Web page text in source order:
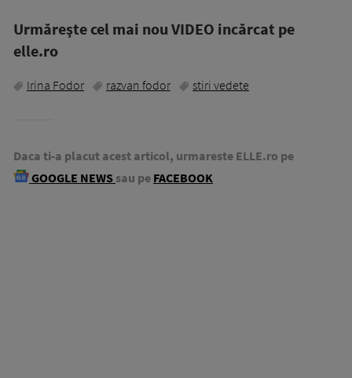
Urmăreşte cel mai nou VIDEO incărcat pe
elle.ro
Irina Fodor razvan fodor stiri vedete
Daca ti-a placut acest articol, urmareste ELLE.ro pe
GOOGLE NEWS sau pe FACEBOOK